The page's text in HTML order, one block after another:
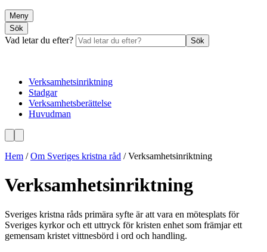
Meny
Sök
Vad letar du efter? Sök
Verksamhetsinriktning
Stadgar
Verksamhetsberättelse
Huvudman
Hem /Om Sveriges kristna råd /Verksamhetsinriktning
Verksamhetsinriktning
Sveriges kristna råds primära syfte är att vara en mötesplats för
Sveriges kyrkor och ett uttryck för kristen enhet som främjar ett
gemensam kristet vittnesbörd i ord och handling.